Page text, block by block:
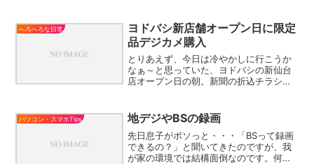
しないように言われています。先日誕生
日プレゼントで160...
へろへろな日常
ヨドバシ新店舗オープン日に限定
品デジカメ購入
とりあえず、今日は冷やかしに行こうか
なぁ～と思っていた、ヨドバシの新仙台
店オープン日の朝。新聞の折込チラシを
が、29,800円だと・・・直ぐに価格コム
で最安値をチ...
パソコン・スマホTips 地デジやBSの録画
先日息子がボソっと・・・「BSって録画
できるの？」と聞いてきたのですが、我
が家の環境では結構面倒なのです。何故